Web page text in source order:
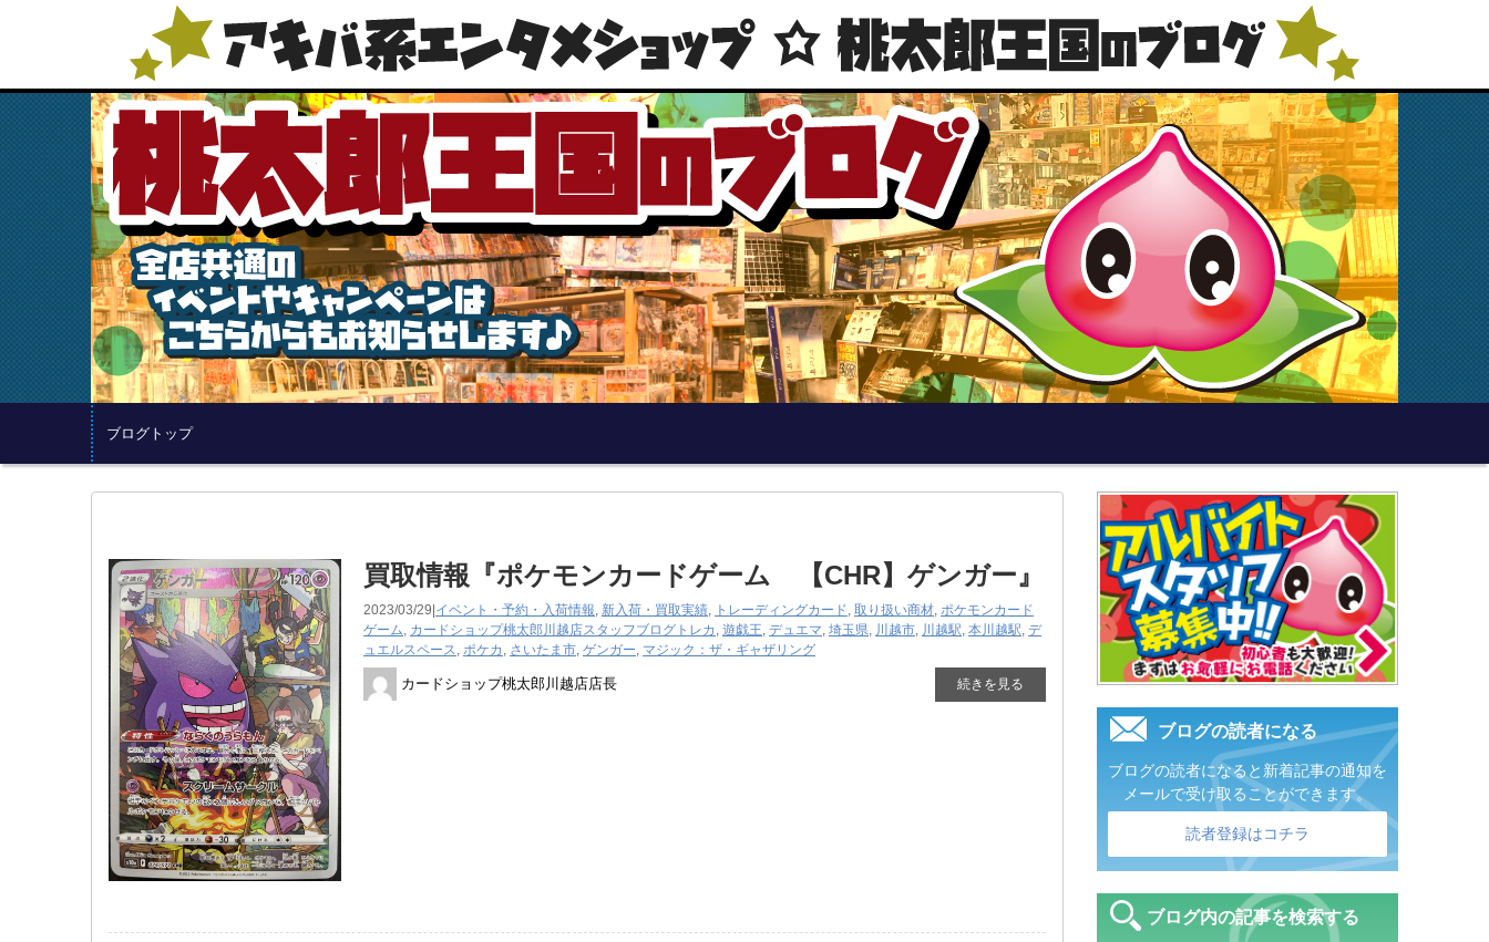
ブログトップ
買取情報『ポケモンカードゲーム 【CHR】ゲンガー』
2023/03/29| イベント・予約・入荷情報, 新入荷・買取実績, トレーディングカード, 取り扱い商材, ポケモンカード
ゲーム, カードショップ桃太郎川越店スタッフブログ トレカ , 遊戯王, デュエマ, 埼玉県, 川越市, 川越駅, 本川越駅, デ
ュエルスペース, ポケカ , さいたま市, ゲンガー, マジック：ザ・ギャザリング
カードショップ桃太郎川越店店長 続きを見る
ブログの読者になる
ブログの読者になると新着記事の通知を
メールで受け取ることができます。
読者登録はコチラ
ブログ内の記事を検索する